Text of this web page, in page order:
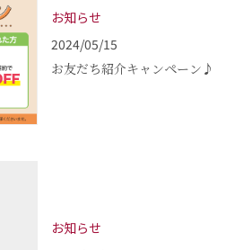
お知らせ
2024/05/15
お友だち紹介キャンペーン♪
お知らせ